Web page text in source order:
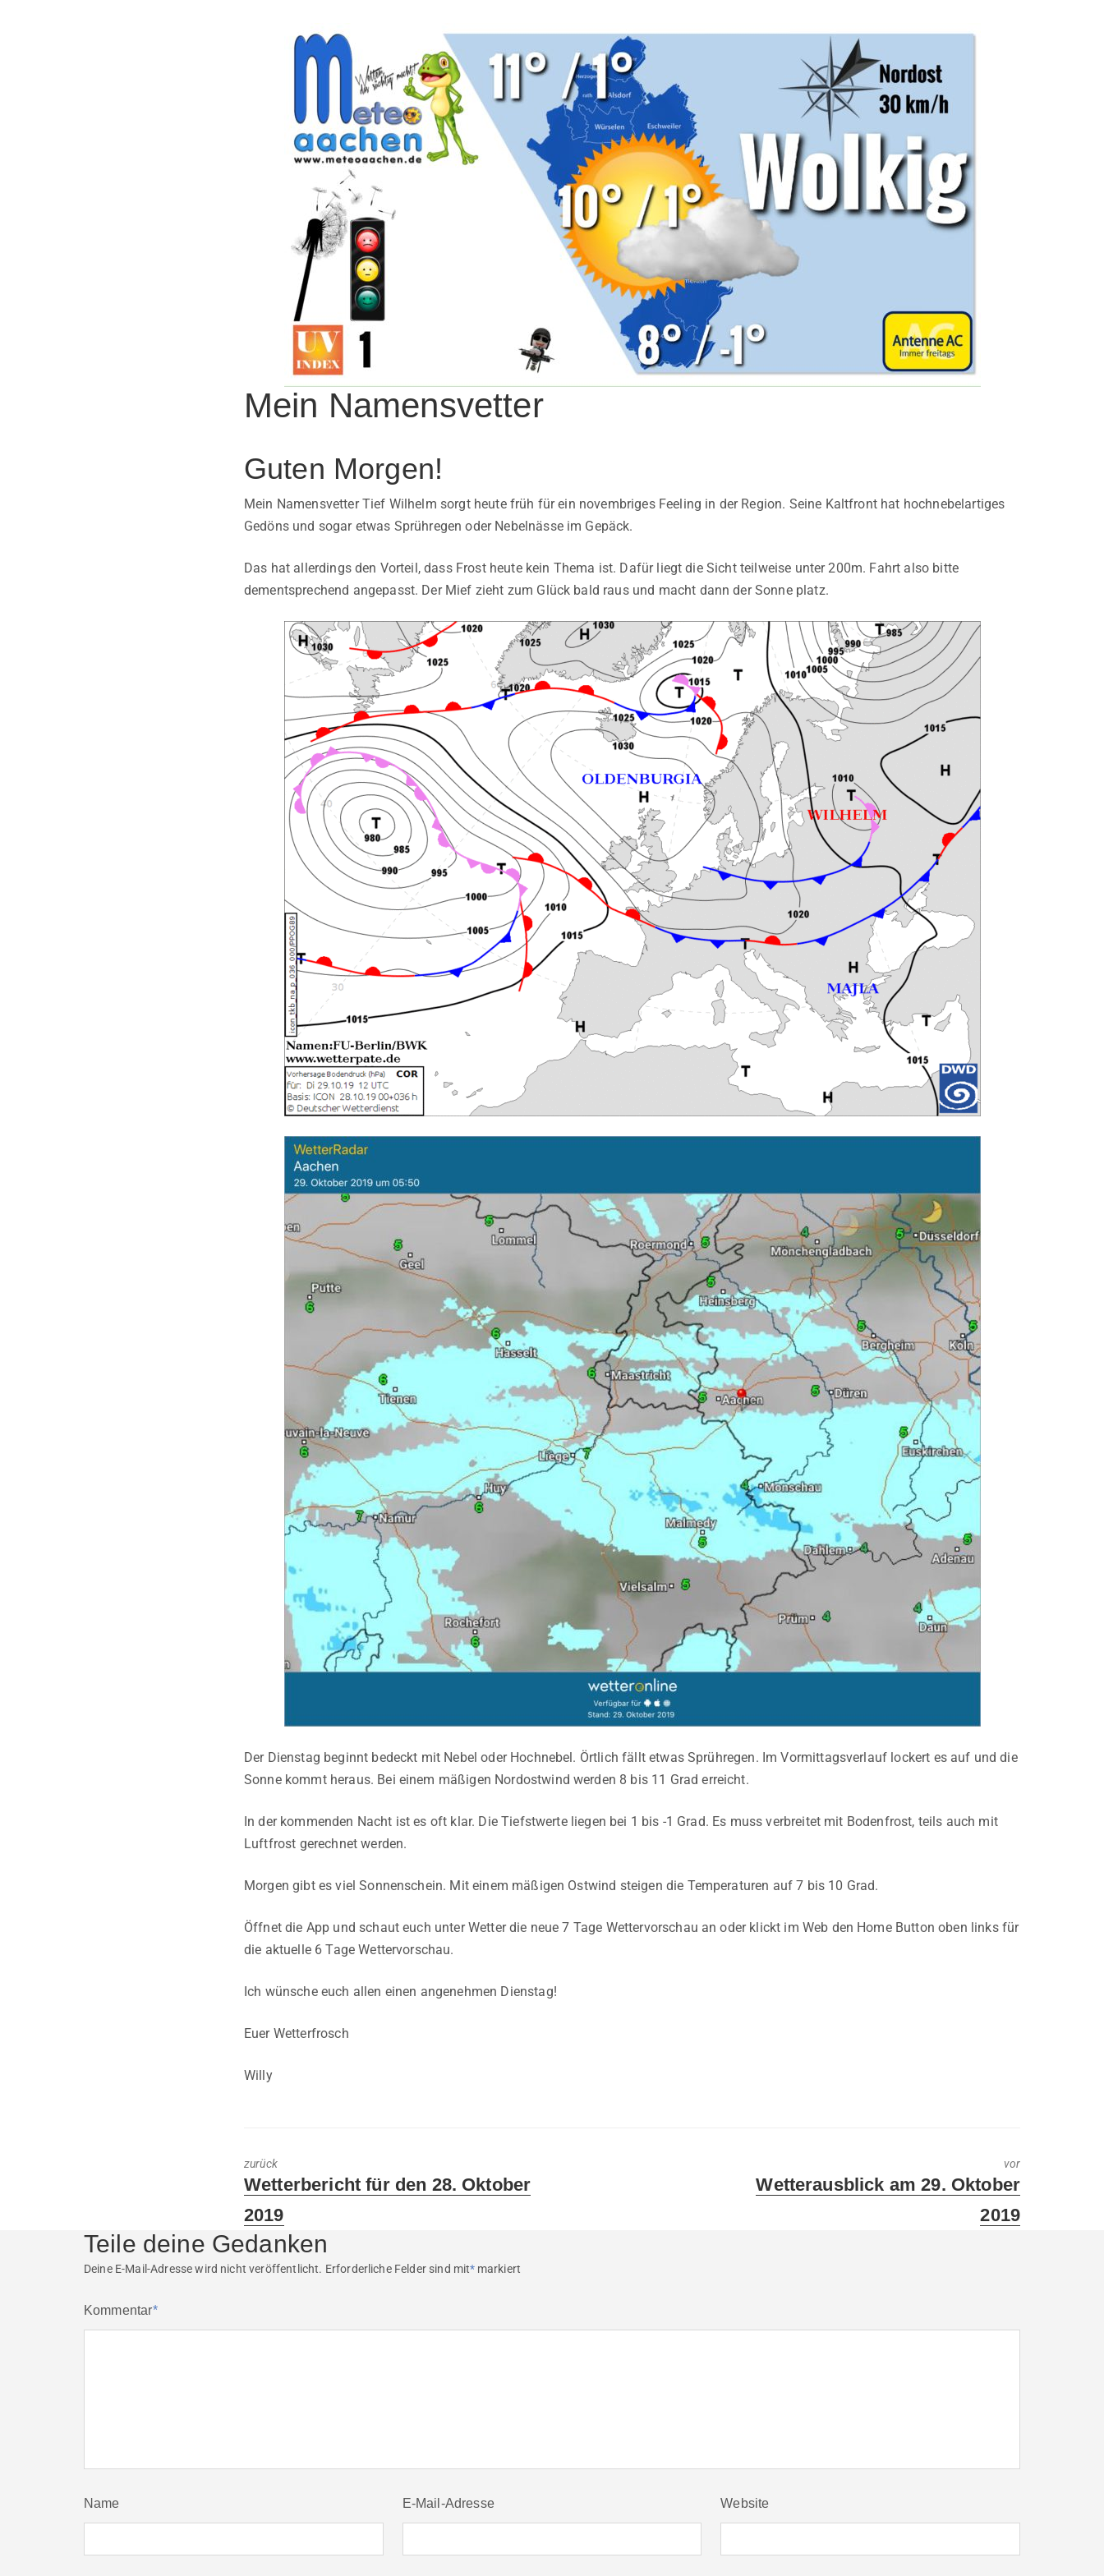
Mein Namensvetter
Guten Morgen!
Mein Namensvetter Tief Wilhelm sorgt heute früh für ein novembriges Feeling in der Region. Seine Kaltfront hat hochnebelartiges
Gedöns und sogar etwas Sprühregen oder Nebelnässe im Gepäck.
Das hat allerdings den Vorteil, dass Frost heute kein Thema ist. Dafür liegt die Sicht teilweise unter 200m. Fahrt also bitte
dementsprechend angepasst. Der Mief zieht zum Glück bald raus und macht dann der Sonne platz.
Der Dienstag beginnt bedeckt mit Nebel oder Hochnebel. Örtlich fällt etwas Sprühregen. Im Vormittagsverlauf lockert es auf und die
Sonne kommt heraus. Bei einem mäßigen Nordostwind werden 8 bis 11 Grad erreicht.
In der kommenden Nacht ist es oft klar. Die Tiefstwerte liegen bei 1 bis -1 Grad. Es muss verbreitet mit Bodenfrost, teils auch mit
Luftfrost gerechnet werden.
Morgen gibt es viel Sonnenschein. Mit einem mäßigen Ostwind steigen die Temperaturen auf 7 bis 10 Grad.
Öffnet die App und schaut euch unter Wetter die neue 7 Tage Wettervorschau an oder klickt im Web den Home Button oben links für
die aktuelle 6 Tage Wettervorschau.
Ich wünsche euch allen einen angenehmen Dienstag!
Euer Wetterfrosch
Willy
zurück
Previous
Wetterbericht für den 28. Oktober
2019
vor
Next
Wetterausblick am 29. Oktober
2019
Teile deine Gedanken
Deine E-Mail-Adresse wird nicht veröffentlicht. Erforderliche Felder sind mit*markiert
Kommentar*
Name E-Mail-Adresse Website